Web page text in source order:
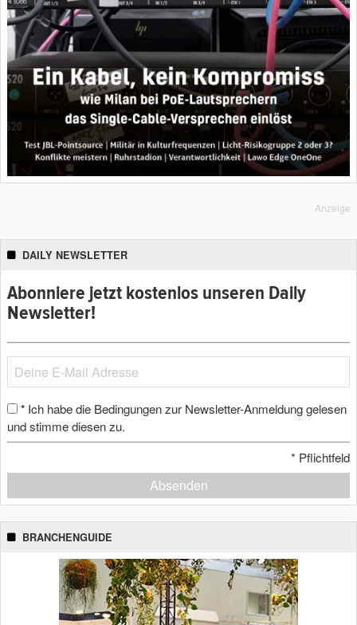
Anzeige
DAILY NEWSLETTER
Abonniere jetzt kostenlos unseren Daily
Newsletter!
* Ich habe die Bedingungen zur Newsletter-Anmeldung gelesen
und stimme diesen zu.
* Pflichtfeld
Absenden
BRANCHENGUIDE